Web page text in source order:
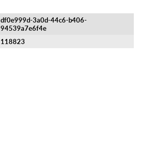
df0e999d-3a0d-44c6-b406-
94539a7e6f4e
118823